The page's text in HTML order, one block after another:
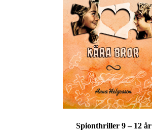
Spionthriller 9 – 12 år